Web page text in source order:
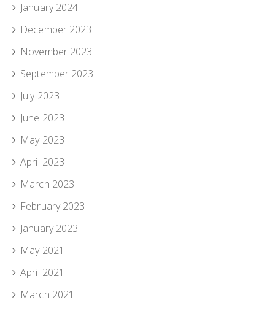
January 2024
December 2023
November 2023
September 2023
July 2023
June 2023
May 2023
April 2023
March 2023
February 2023
January 2023
May 2021
April 2021
March 2021